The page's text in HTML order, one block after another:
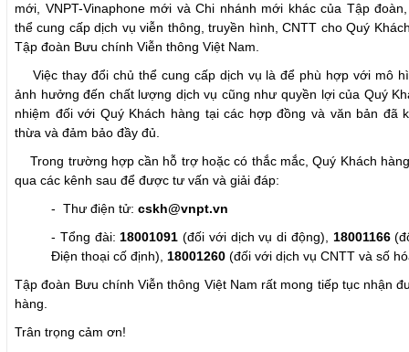
mới, VNPT-Vinaphone mới và Chi nhánh mới khác của Tập
thể cung cấp dịch vụ viễn thông, truyền hình, CNTT cho Quý
Tập đoàn Bưu chính Viễn thông Việt Nam.
Việc thay đổi chủ thể cung cấp dịch vụ là để phù hợp với mô
ảnh hưởng đến chất lượng dịch vụ cũng như quyền lợi của Quý
nhiệm đối với Quý Khách hàng tại các hợp đồng và văn bản đã
thừa và đảm bảo đầy đủ.
Trong trường hợp cần hỗ trợ hoặc có thắc mắc, Quý Khách
qua các kênh sau để được tư vấn và giải đáp:
- Thư điện tử: cskh@vnpt.vn
- Tổng đài: 18001091 (đối với dịch vụ di động), 18001166
Điện thoại cố định), 18001260 (đối với dịch vụ CNTT và số
Tập đoàn Bưu chính Viễn thông Việt Nam rất mong tiếp tục nhận
hàng.
Trân trọng cảm ơn!